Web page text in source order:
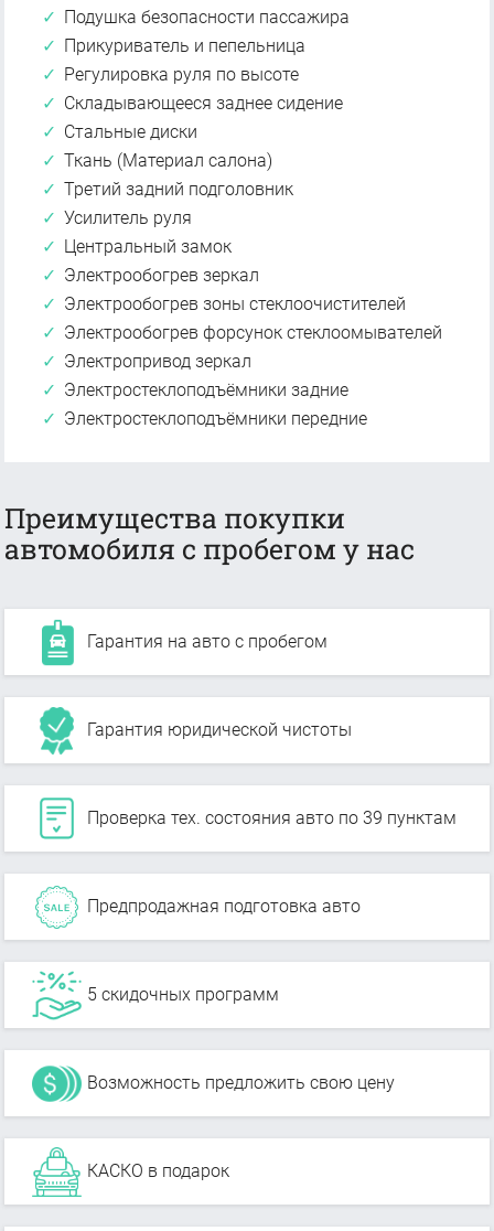
Подушка безопасности пассажира
Прикуриватель и пепельница
Регулировка руля по высоте
Складывающееся заднее сидение
Стальные диски
Ткань (Материал салона)
Третий задний подголовник
Усилитель руля
Центральный замок
Электрообогрев зеркал
Электрообогрев зоны стеклоочистителей
Электрообогрев форсунок стеклоомывателей
Электропривод зеркал
Электростеклоподъёмники задние
Электростеклоподъёмники передние
Преимущества покупки
автомобиля с пробегом у нас
Гарантия на авто с пробегом
Гарантия юридической чистоты
Проверка тех. состояния авто по 39 пунктам
Предпродажная подготовка авто
5 скидочных программ
Возможность предложить свою цену
КАСКО в подарок